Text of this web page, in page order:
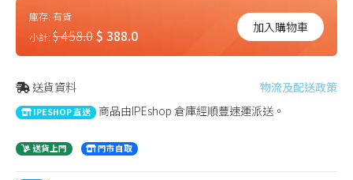
庫存: 有貨
小計: $ 458.0$ 388.0 加入購物車
送貨資料 物流及配送政策
IPESHOP 直送 商品由IPEshop 倉庫經順豐速運派送。
送貨上門 門市自取